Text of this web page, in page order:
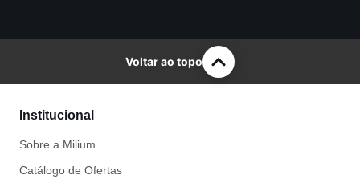
Voltar ao topo
Institucional
Sobre a Milium
Catálogo de Ofertas